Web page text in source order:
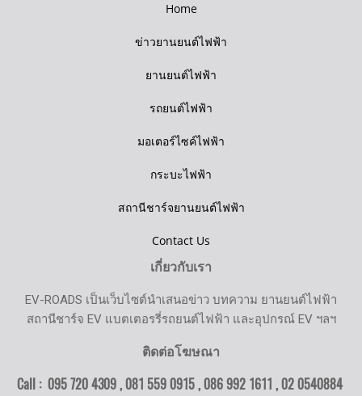
Home
ข่าวยานยนต์ไฟฟ้า
ยานยนต์ไฟฟ้า
รถยนต์ไฟฟ้า
มอเตอร์ไซค์ไฟฟ้า
กระบะไฟฟ้า
สถานีชาร์จยานยนต์ไฟฟ้า
Contact Us
เกี่ยวกับเรา
EV-ROADS เป็นเว็บไซต์นำเสนอข่าว บทความ ยานยนต์ไฟฟ้า
สถานีชาร์จ EV แบตเตอรรี่รถยนต์ไฟฟ้า และอุปกรณ์ EV ฯลฯ
ติดต่อโฆษณา
Call : 095 720 4309 , 081 559 0915 , 086 992 1611 ,02 0540884